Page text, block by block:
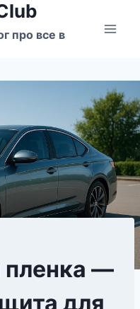
про все в
пленка —
для